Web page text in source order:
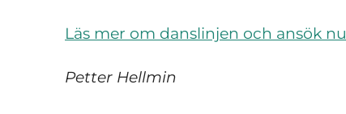
Läs mer om danslinjen och ansök nu
Petter Hellmin